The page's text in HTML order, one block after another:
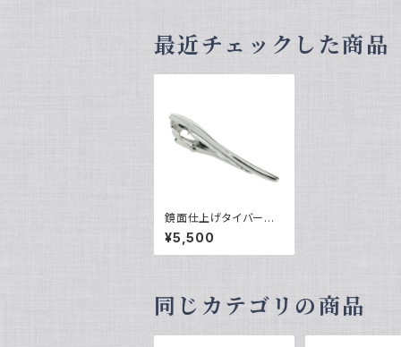
最近チェックした商品
鏡面仕上げタイバー
VQT-0311
¥5,500
同じカテゴリの商品